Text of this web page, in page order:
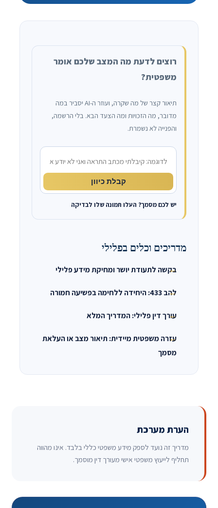
רוצים לדעת מה המצב שלכם אומר
משפטית?
תיאור קצר של מה שקרה, ועוזר ה-AI יסביר במה
מדובר, מה הזכויות ומה הצעד הבא. בלי הרשמה,
והפנייה לא נשמרת.
מה קרה?
קבלת כיוון
יש לכם מסמך? העלו תמונה שלו לבדיקה
מדריכים וכלים בפלילי
בקשה לתעודת יושר ומחיקת מידע פלילי
להב 433: היחידה ללחימה בפשיעה חמורה
עורך דין פלילי: המדריך המלא
עזרה משפטית מיידית: תיאור מצב או העלאת
מסמך
הערת מערכת
מדריך זה נועד לספק מידע משפטי כללי בלבד. אינו מהווה
תחליף לייעוץ משפטי אישי מעורך דין מוסמך.